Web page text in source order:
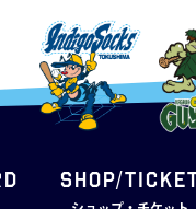
SHOP/